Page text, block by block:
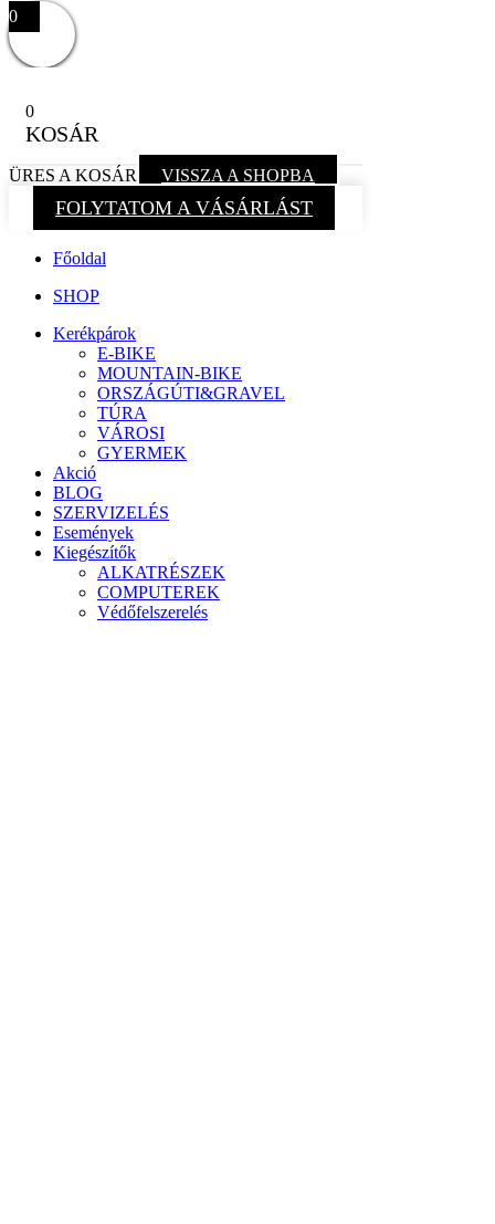
0
0
KOSÁR
ÜRES A KOSÁR VISSZA A SHOPBA
FOLYTATOM A VÁSÁRLÁST
Főoldal
SHOP
Kerékpárok
E-BIKE
MOUNTAIN-BIKE
ORSZÁGÚTI&GRAVEL
TÚRA
VÁROSI
GYERMEK
Akció
BLOG
SZERVIZELÉS
Események
Kiegészítők
ALKATRÉSZEK
COMPUTEREK
Védőfelszerelés